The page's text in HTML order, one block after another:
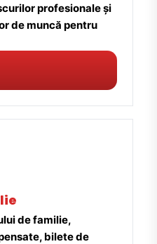
profesionale și
de muncă pentru
de familie,
bilete de